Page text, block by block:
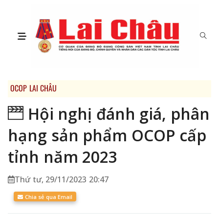
OCOP LAI CHÂU
Hội nghị đánh giá, phân
hạng sản phẩm OCOP cấp
tỉnh năm 2023
Thứ tư, 29/11/2023 20:47
Chia sẻ qua Email